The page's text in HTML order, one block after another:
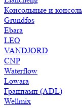
Консольные и
Grundfos
Ebara
LEO
VANDJORD
CNP
Waterflow
Lowara
Гранпамп (ADL)
Wellmix